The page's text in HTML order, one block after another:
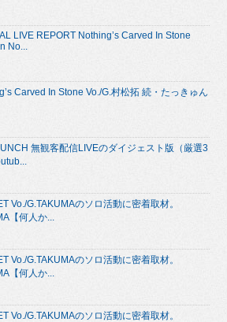
LIVE REPORT Nothing’s Carved In Stone
No...
Carved In Stone Vo./G.村松拓 続・たっきゅん
無観客配信LIVEのダイジェスト版（厳選3
Vo./G.TAKUMAのソロ活動に密着取材。
【何人か...
Vo./G.TAKUMAのソロ活動に密着取材。
【何人か...
Vo./G.TAKUMAのソロ活動に密着取材。